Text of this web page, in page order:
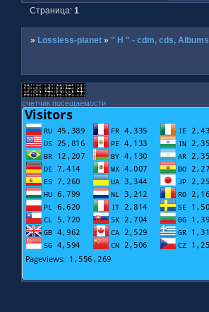
Страница:1
» Lossless-planet » " H " - cdm, cds, Albums
счетчик посещаемости